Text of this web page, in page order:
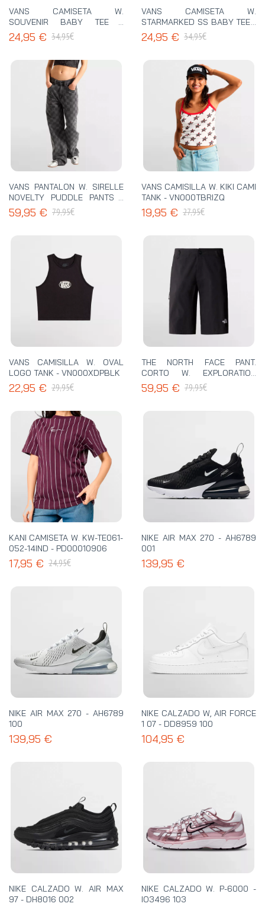
VANS CAMISETA W.
SOUVENIR BABY TEE -
VN000XEABLK
24,95 € 34,95€
VANS CAMISETA W.
STARMARKED SS BABY TEE -
VN000SWBWHT
24,95 € 34,95€
VANS PANTALON W. SIRELLE
NOVELTY PUDDLE PANTS -
VN000Q60EMV
59,95 € 79,95€
VANS CAMISILLA W. KIKI CAMI
TANK - VN000TBRIZQ
19,95 € 27,95€
VANS CAMISILLA W. OVAL
LOGO TANK - VN000XDPBLK
22,95 € 29,95€
THE NORTH FACE PANT.
CORTO W. EXPLORATION
SHORT - NF0A8G0JJK3
59,95 € 79,95€
KANI CAMISETA W. KW-TE061-
052-14IND - PD00010906
17,95 € 24,95€
NIKE AIR MAX 270 - AH6789
001
139,95 €
NIKE AIR MAX 270 - AH6789
100
139,95 €
NIKE CALZADO W, AIR FORCE
1 07 - DD8959 100
104,95 €
NIKE CALZADO W. AIR MAX
97 - DH8016 002
NIKE CALZADO W. P-6000 -
IO3496 103